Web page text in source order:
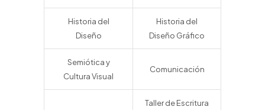
Historia del
Diseño
Historia del
Diseño Gráfico
Semiótica y
Cultura Visual
Comunicación
Taller de Escritura